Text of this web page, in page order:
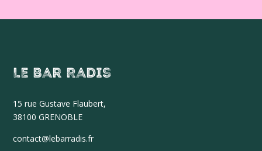
Le Bar Radis
15 rue Gustave Flaubert,
38100 GRENOBLE
contact@lebarradis.fr